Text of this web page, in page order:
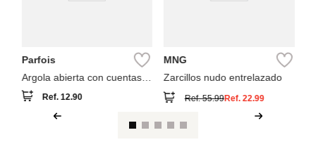
Parfois
Argola abierta con cuentas
de piedras
Ref.12.90
MNG
Zarcillos nudo entrelazado
Ref.55.99Ref. 22.99